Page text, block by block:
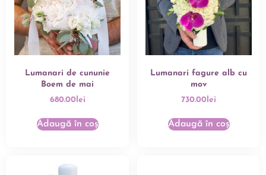
Lumanari de cununie
Boem de mai
680.00lei
Adaugă în coș
Lumanari fagure alb cu
mov
730.00 lei
Adaugă în coș